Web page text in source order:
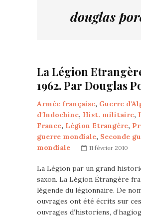
douglas
La Légion
1962. Par Douglas
Armée française, Guerre
d'Indochine, Hist. militaire,
France, Légion Etrangère,
guerre mondiale, Seconde
mondiale
11 février 2010
La Légion par un grand
saxon. La Légion Étrangère
légende du légionnaire. De
ouvrages ont été écrits sur
ouvrages d’historiens,